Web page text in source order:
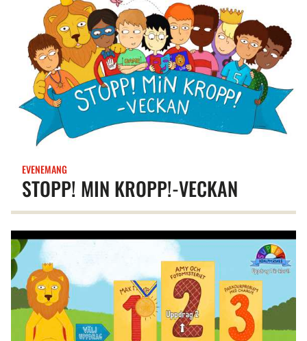
STOPP! MIN KROPP!-VECKAN
EVENEMANG